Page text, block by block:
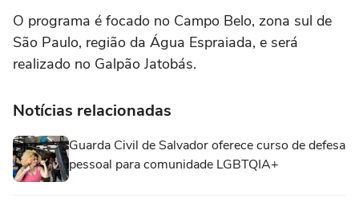
O programa é focado no Campo Belo, zona sul de
São Paulo, região da Água Espraiada, e será
realizado no Galpão Jatobás.
Notícias relacionadas
Guarda Civil de Salvador oferece curso de defesa
pessoal para comunidade LGBTQIA+